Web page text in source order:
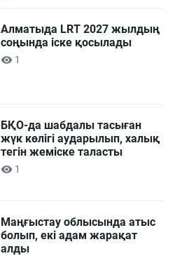
Алматыда LRT 2027 жылдың
соңында іске қосылады
1
БҚО-да шабдалы тасыған
жүк көлігі аударылып, халық
тегін жеміске таласты
1
Маңғыстау облысында атыс
болып, екі адам жарақат
алды